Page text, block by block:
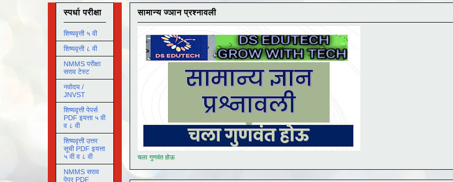
सामान्य ज्ञान प्रश्नावली
चला गुणवंत होऊ
स्पर्धा परीक्षा
शिष्यवृत्ती ५ वी
शिष्यवृत्ती ८ वी
NMMS परीक्षा
सराव टेस्ट
नवोदय /
JNVST
शिष्यवृत्ती पेपर्स
PDF इयत्ता ५ वी
व ८ वी
शिष्यवृत्ती उत्तर
सूची PDF इयत्ता
५ वी व ८ वी
NMMS सराव
पेपर PDF